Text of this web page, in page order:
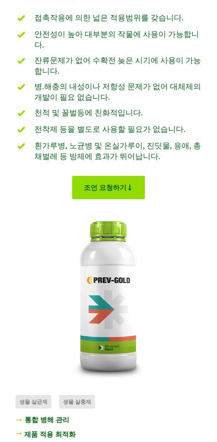
생물 살균제 생물 살충제
통합 병해 관리
제품 적용 최적화
접촉작용에 의한 넓은 적용범위를 갖습니다.
안전성이 높아 대부분의 작물에 사용이 가능합니
다.
잔류문제가 없어 수확전 늦은 시기에 사용이 가능
합니다.
병.해충의 내성이나 저항성 문제가 없어 대체제의
개발이 필요 없습니다.
천적 및 꿀벌등에 친화적입니다.
전착제 등을 별도로 사용할 필요가 없습니다.
흰가루병, 노균병 및 온실가루이, 진딧물, 응애, 총
채벌레 등 방제에 효과가 뛰어납니다.
조언 요청하기